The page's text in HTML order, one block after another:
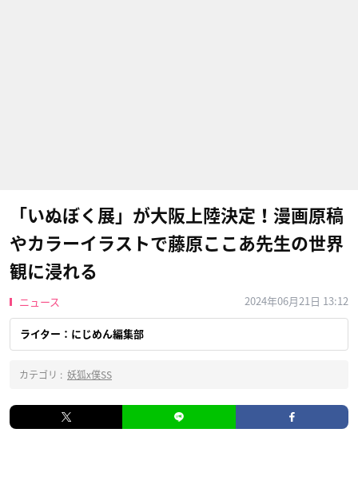
「いぬぼく展」が大阪上陸決定！漫画原稿
やカラーイラストで藤原ここあ先生の世界
観に浸れる
ニュース 2024年06月21日 13:12
ライター：にじめん編集部
カテゴリ : 妖狐x僕SS